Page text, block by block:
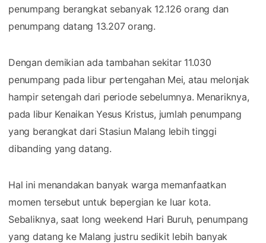
penumpang berangkat sebanyak 12.126 orang dan
penumpang datang 13.207 orang.
Dengan demikian ada tambahan sekitar 11.030
penumpang pada libur pertengahan Mei, atau melonjak
hampir setengah dari periode sebelumnya. Menariknya,
pada libur Kenaikan Yesus Kristus, jumlah penumpang
yang berangkat dari Stasiun Malang lebih tinggi
dibanding yang datang.
Hal ini menandakan banyak warga memanfaatkan
momen tersebut untuk bepergian ke luar kota.
Sebaliknya, saat long weekend Hari Buruh, penumpang
yang datang ke Malang justru sedikit lebih banyak